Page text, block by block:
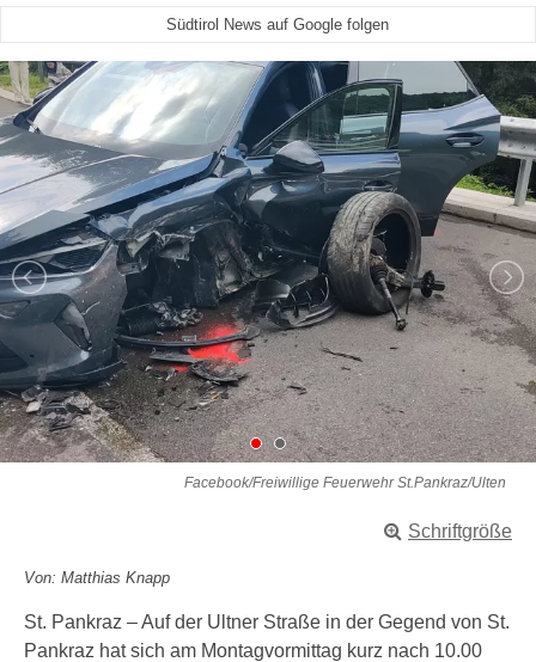
Südtirol News auf Google folgen
Facebook/Freiwillige Feuerwehr St.Pankraz/Ulten
Schriftgröße
Von: Matthias Knapp
St. Pankraz – Auf der Ultner Straße in der Gegend von St.
Pankraz hat sich am Montagvormittag kurz nach 10.00